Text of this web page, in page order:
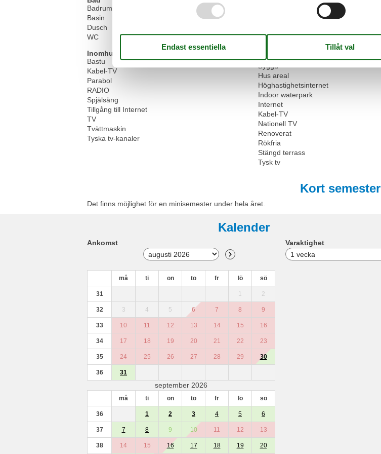
Badrum
Basin
Dusch
WC
Inomhus
Bastu
Kabel-TV
Parabol
RADIO
Spjälsäng
Tillgång till Internet
TV
Tvättmaskin
Tyska tv-kanaler
Antal badrum
Byggd
Hus areal
Höghastighetsinternet
Indoor waterpark
Internet
Kabel-TV
Nationell TV
Renoverat
Rökfria
Stängd terrass
Tysk tv
Kort semester
Det finns möjlighet för en minisemester under hela året.
Kalender
Ankomst
må ti on to fr lö sö
31 1 2
32 3 4 5 6 7 8 9
33 10 11 12 13 14 15 16
34 17 18 19 20 21 22 23
35 24 25 26 27 28 29 30
36 31
september 2026
må ti on to fr lö sö
36 1 2 3 4 5 6
37 7 8 9 10 11 12 13
38 14 15 16 17 18 19 20
Varaktighet